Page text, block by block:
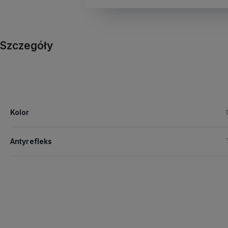
Szczegóły
Kolor
Antyrefleks